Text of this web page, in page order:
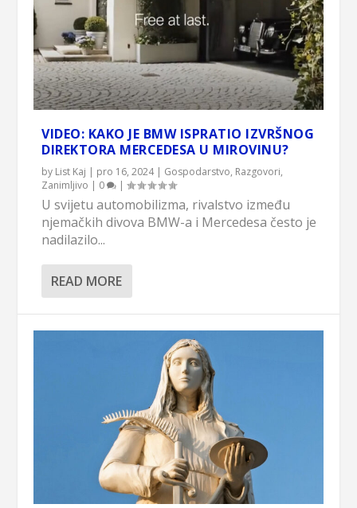
VIDEO: KAKO JE BMW ISPRATIO IZVRŠNOG
DIREKTORA MERCEDESA U MIROVINU?
by List Kaj | pro 16, 2024| Gospodarstvo, Razgovori,
Zanimljivo | 0 |
U svijetu automobilizma, rivalstvo između
njemačkih divova BMW-a i Mercedesa često je
nadilazilo...
READ MORE